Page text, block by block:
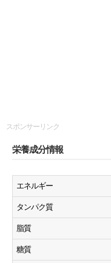
スポンサーリンク
栄養成分情報
エネルギー
タンパク質
脂質
糖質